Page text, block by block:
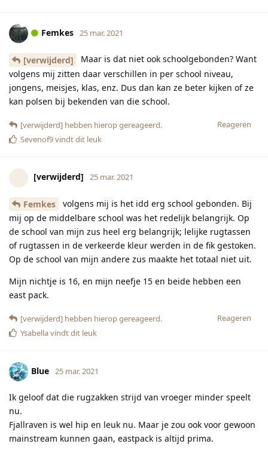
Femkes 25 mar. 2021
[verwijderd]
Maar is dat niet ook schoolgebonden? Want
volgens mij zitten daar verschillen in per school niveau,
jongens, meisjes, klas, enz. Dus dan kan ze beter kijken of ze
kan polsen bij bekenden van die school.
Reageren
[verwijderd] hebben hierop gereageerd.
Sevenof9vindt dit leuk
[verwijderd] 25 mar. 2021
Femkes
volgens mij is het idd erg school gebonden. Bij
mij op de middelbare school was het redelijk belangrijk. Op
de school van mijn zus heel erg belangrijk; lelijke rugtassen
of rugtassen in de verkeerde kleur werden in de fik gestoken.
Op de school van mijn andere zus maakte het totaal niet uit.
Mijn nichtje is 16, en mijn neefje 15 en beide hebben een
east pack.
Reageren
[verwijderd] hebben hierop gereageerd.
Ysabellavindt dit leuk
Blue 25 mar. 2021
Ik geloof dat die rugzakken strijd van vroeger minder speelt
nu.
Fjallraven is wel hip en leuk nu. Maar je zou ook voor gewoon
mainstream kunnen gaan, eastpack is altijd prima.